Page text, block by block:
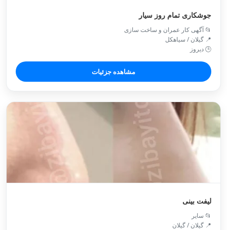
جوشکاری تمام روز سیار
📂 آگهی کار عمران و ساخت سازی
📍 گیلان / سياهكل
🕒 دیروز
مشاهده جزئیات
لیفت بینی
📂 سایر
📍 گیلان / گیلان